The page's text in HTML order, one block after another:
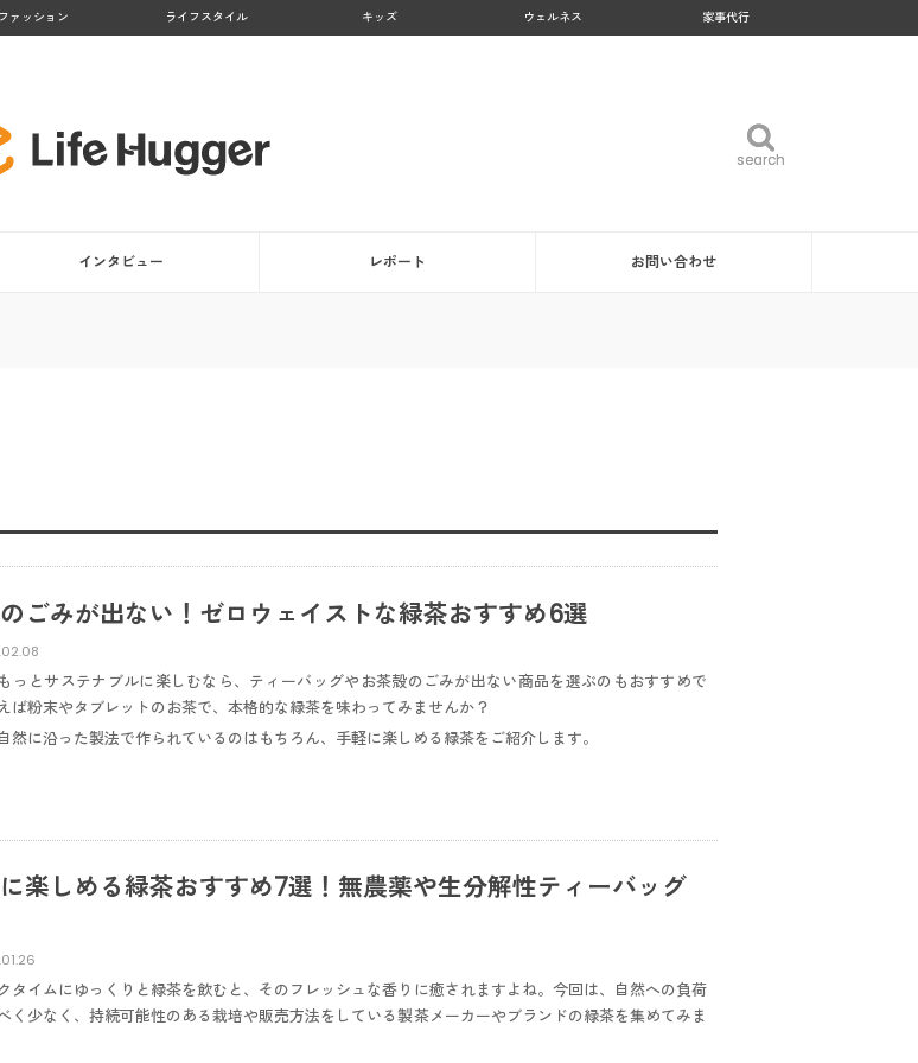
ファッション ライフスタイル キッズ ウェルネス 家事代行
search
search
インタビュー レポート お問い合わせ
ごみが出ない！ゼロウェイストな緑茶おすすめ6選
っとサステナブルに楽しむなら、ティーバッグやお茶殻のごみが出ない商品を選ぶのもおすすめで
ば粉末やタブレットのお茶で、本格的な緑茶を味わってみませんか？
然に沿った製法で作られているのはもちろん、手軽に楽しめる緑茶をご紹介します。
楽しめる緑茶おすすめ7選！無農薬や生分解性ティーバッグ
タイムにゆっくりと緑茶を飲むと、そのフレッシュな香りに癒されますよね。今回は、自然への負荷
く少なく、持続可能性のある栽培や販売方法をしている製茶メーカーやブランドの緑茶を集めてみま